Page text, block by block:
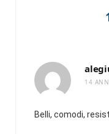
14
Belli, comodi,